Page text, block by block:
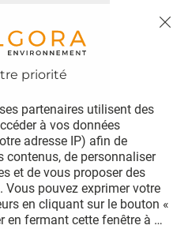
partenaires utilisent des
à vos données
adresse IP) afin de
contenus, de personnaliser
et de vous proposer des
pouvez exprimer votre
en cliquant sur le bouton «
en fermant cette fenêtre à
fosse de